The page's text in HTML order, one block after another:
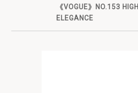
《VOGUE》NO.153 HIGH
ELEGANCE